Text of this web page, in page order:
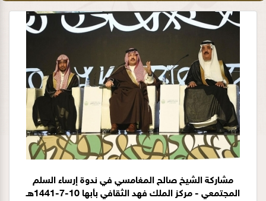
مشاركة الشيخ صالح المغامسي في ندوة إرساء السلم
المجتمعي - مركز الملك فهد الثقافي بأبها 10-7-1441هـ